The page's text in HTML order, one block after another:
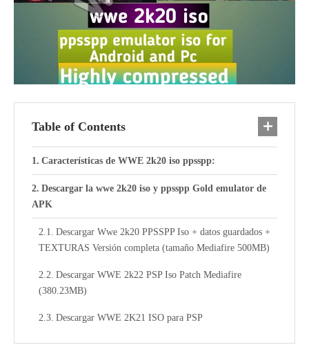
Table of Contents
Características de WWE 2k20 iso ppsspp:
Descargar la wwe 2k20 iso y ppsspp Gold emulator de
APK
Descargar Wwe 2k20 PPSSPP Iso + datos guardados +
TEXTURAS Versión completa (tamaño Mediafire 500MB)
Descargar WWE 2k22 PSP Iso Patch Mediafire
(380.23MB)
Descargar WWE 2K21 ISO para PSP